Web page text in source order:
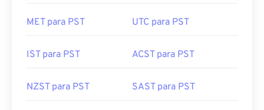
MET para PST UTC para PST
IST para PST ACST para PST
NZST para PST SAST para PST